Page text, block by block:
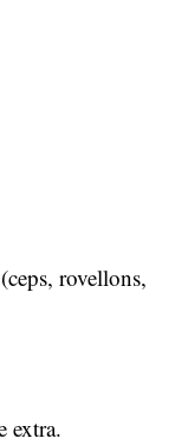
rovellons,
extra.